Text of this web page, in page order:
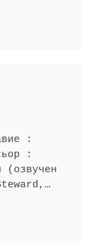
:
: